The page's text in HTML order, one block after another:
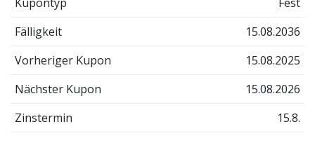
Fälligkeit
15.08.2036
Vorheriger Kupon
15.08.2025
Nächster Kupon
15.08.2026
Zinstermin
15.8.